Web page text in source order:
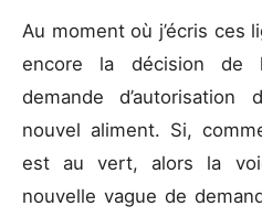
Au moment où j’écris ces
encore la décision de
demande d’autorisation
nouvel aliment. Si,
est au vert, alors la
nouvelle vague de